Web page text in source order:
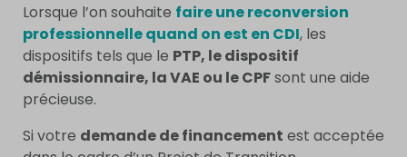
Lorsque l’on souhaite faire une reconversion
professionnelle quand on est en CDI, les
dispositifs tels que le PTP, le dispositif
démissionnaire, la VAE ou le CPFsont une aide
précieuse.
Si votre demande de financement est acceptée